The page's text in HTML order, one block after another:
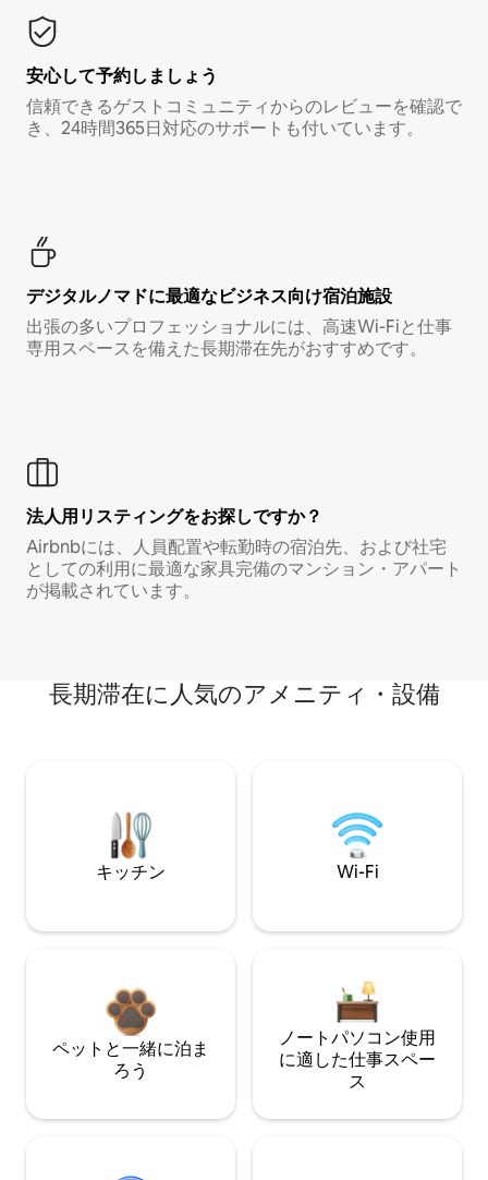
安心して予約しましょう
信頼できるゲストコミュニティからのレビューを確認で
き、24時間365日対応のサポートも付いています。
デジタルノマド⁠に最⁠適⁠なビ⁠ジ⁠ネ⁠ス⁠向⁠け宿⁠泊⁠施⁠設
出張の多いプロフェッショナルには、高速Wi-Fiと仕事
専用スペースを備えた長期滞在先がおすすめです。
法人用リスティングをお探しですか？
Airbnbには、人員配置や転勤時の宿泊先、および社宅
としての利用に最適な家具完備のマンション・アパート
が掲載されています。
長期滞在に人気のアメニティ・設備
キッチン Wi-Fi
ペットと一緒に泊ま
ろう
ノートパソコン使用
に適した仕事スペー
ス